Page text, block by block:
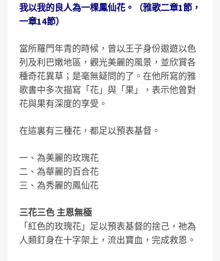
我以我的良人為一棵鳳仙花。（雅歌二章1節，
一章14節）
當所羅門年青的時候，曾以王子身份遨遊以色
列及利巴嫩地區，觀光美麗的風景，並欣賞各
種奇花異草；是毫無疑問的了。在他所寫的雅
歌書中多次描寫「花」與「果」，表示他曾對
花與果有深度的享受。
在這裏有三種花，都足以預表基督。
一、為美麗的玫瑰花
二、為華麗的百合花
三、為秀麗的鳳仙花
三花三色 主恩無極
「紅色的玫瑰花」足以預表基督的捨己，祂為
人類釘身在十字架上，流出寶血，完成救恩。